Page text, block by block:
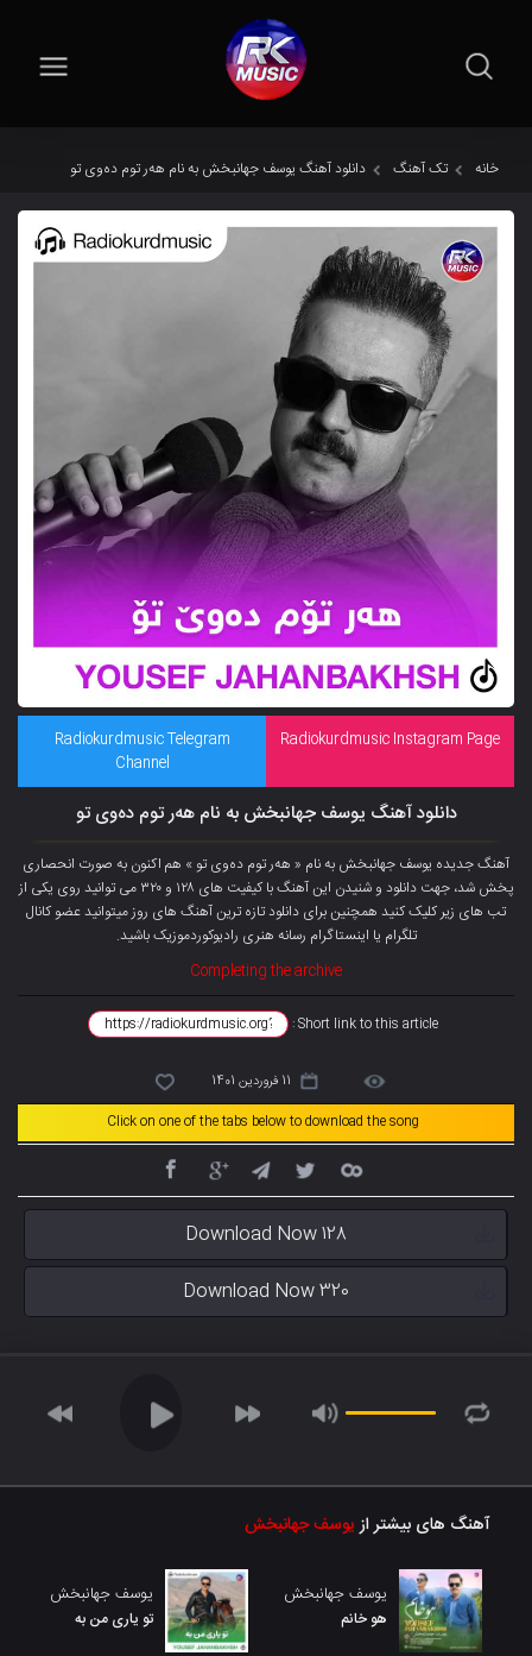
خانه تک آهنگ دانلود آهنگ یوسف جهانبخش به نام هەر توم دەوی تو
Radiokurdmusic Instagram Page
Radiokurdmusic Telegram
Channel
دانلود آهنگ یوسف جهانبخش به نام هەر توم دەوی تو
آهنگ جدیده یوسف جهانبخش به نام « هەر توم دەوی تو » هم اکنون به صورت انحصاری
پخش شد، جهت دانلود و شنیدن این آهنگ با کیفیت های ۱۲۸ و ۳۲۰ می توانید روی یکی از
تب های زیر کلیک کنید همچنین برای دانلود تازه ترین آهنگ های روز میتوانید عضو کانال
تلگرام یا اینستاگرام رسانه هنری رادیوکوردموزیک باشید.
Completing the archive
Short link to this article :
11 فروردین 1401
Click on one of the tabs below to download the song
Download Now 128
Download Now 320
آهنگ های بیشتر ازیوسف جهانبخش
یوسف جهانبخش
هو خانم
یوسف جهانبخش
تو یاری من به